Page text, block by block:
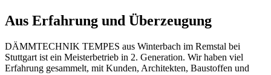
Aus Erfahrung und Überzeugung
DÄMMTECHNIK TEMPES aus Winterbach im Remstal bei
Stuttgart ist ein Meisterbetrieb in 2. Generation. Wir haben viel
Erfahrung gesammelt, mit Kunden, Architekten, Baustoffen und